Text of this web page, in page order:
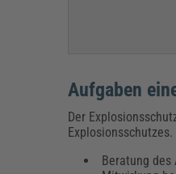
Aufgaben
Der
Beratung des